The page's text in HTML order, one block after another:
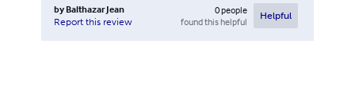
by Balthazar Jean
Report this review
0people
found this helpful
Helpful